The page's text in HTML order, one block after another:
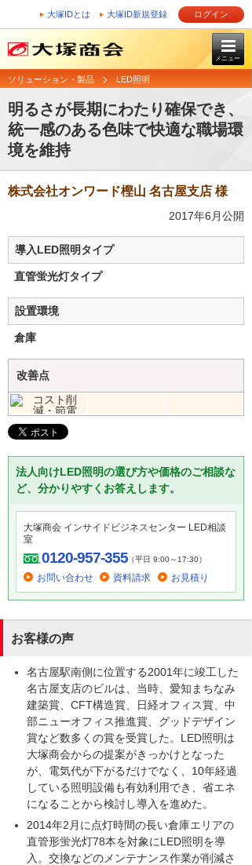
大塚IDとは 大塚ID新規登録 ログイン
メニュー
ソリューション・製品 LED照明
明るさが長期にわたり確保でき、
統一感のある色味で快適な職場環
境を維持
株式会社オンワード樫山 名古屋支店 様
2017年6月公開
導入LED照明タイプ
直管蛍光灯タイプ
設置環境
倉庫
改善点
法人向けLED照明の選び方や価格のご相談な
ど、分かりやすくお答えします。
大塚商会 インサイドビジネスセンター LED相談
室
0120-957-355（平日 9:00～17:30）
お問い合わせ 資料請求 お見積り
お客様の声
名古屋駅南側に位置する2001年に竣工した
名古屋支店のビルは、当時、愛知まちなみ
建築賞、CFT構造賞、日経オフィス賞、中
部ニューオフィス推進賞、グッドデザイン
賞など数多くの賞を受賞した。LED照明は
大塚商会からの提案がきっかけとなった
が、電気代が下がるだけでなく、10年経過
している照明設備も有効利用でき、省エネ
になることから検討し導入を進めた。
2014年2月に点灯時間の長い倉庫エリアの
直管形蛍光灯78本を対象にLED照明を導
入。交換などのメンテナンス作業が削減さ